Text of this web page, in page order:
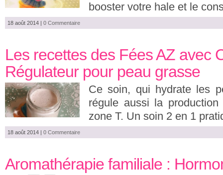
booster votre hale et le
18 août 2014 | 0 Commentaire
Les recettes des Fées AZ avec
Régulateur pour peau grasse
Ce soin, qui hydrate les
régule aussi la
zone T. Un soin 2 en 1
18 août 2014 0 Commentaire
Aromathérapie familiale :